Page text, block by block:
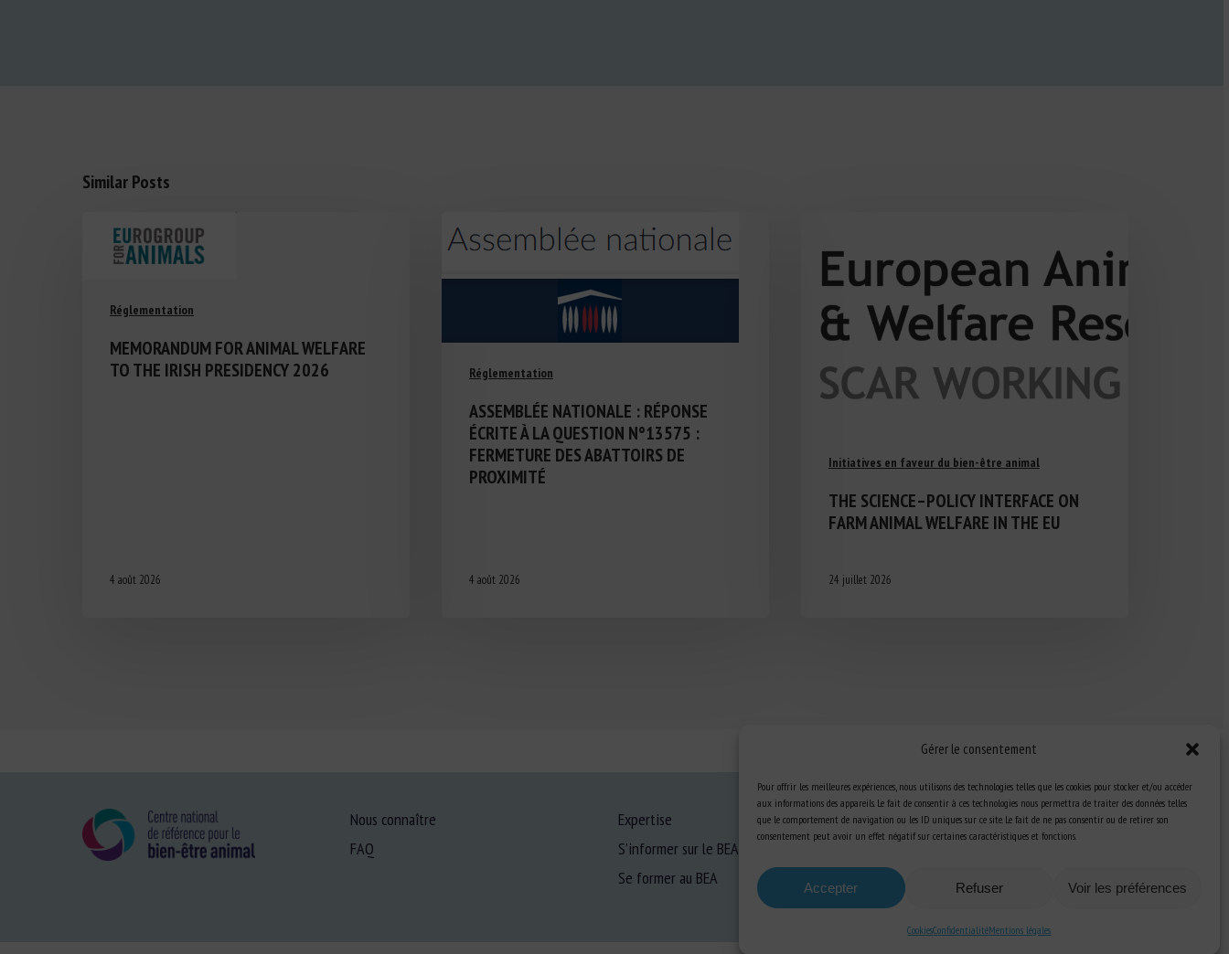
Gérer le consentement
Pour offrir les meilleures expériences, nous utilisons des technologies telles que les cookies pour stocker et/ou accéder
aux informations des appareils. Le fait de consentir à ces technologies nous permettra de traiter des données telles
que le comportement de navigation ou les ID uniques sur ce site. Le fait de ne pas consentir ou de retirer son
consentement peut avoir un effet négatif sur certaines caractéristiques et fonctions.
Accepter Refuser Voir les préférences
CookiesConfidentialitéMentions légales
Similar Posts
Réglementation
MEMORANDUM FOR ANIMAL WELFARE
TO THE IRISH PRESIDENCY 2026
4 août 2026
Réglementation
ASSEMBLÉE NATIONALE : RÉPONSE
ÉCRITE À LA QUESTION N°13575 :
FERMETURE DES ABATTOIRS DE
PROXIMITÉ
4 août 2026
Initiatives en faveur du bien-être animal
THE SCIENCE–POLICY INTERFACE ON
FARM ANIMAL WELFARE IN THE EU
24 juillet 2026
Nous connaître
FAQ
Expertise
S’informer sur le BEA
Se former au BEA
Ressources